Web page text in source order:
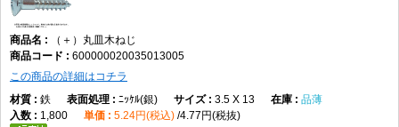
（＋）丸皿木ねじ
600000020035013005
この商品の詳細はコチラ
鉄
ﾆｯｹﾙ(銀) 3.5 X 13
品薄
1,800
5.24円(税込) 4.77円(税抜)